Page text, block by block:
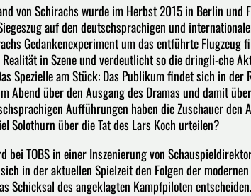
von Schirachs wurde im Herbst 2015 in Berlin
auf den deutschsprachigen und
Gedankenexperiment um das entführte
in Szene und verdeutlicht so die dringli-che
Spezielle am Stück: Das Publikum findet sich in
Abend über den Ausgang des Dramas und damit
Aufführungen haben die Zuschauer
Solothurn über die Tat des Lars Koch urteilen?
bei TOBS in einer Inszenierung von
in der aktuellen Spielzeit den Folgen der
Schicksal des angeklagten Kampfpiloten